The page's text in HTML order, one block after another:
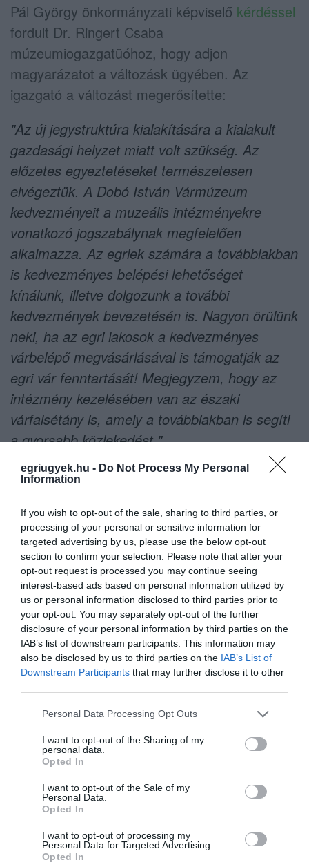
egriugyek.hu - Do Not Process My Personal
Information
If you wish to opt-out of the sale, sharing to third parties, or
processing of your personal or sensitive information for
targeted advertising by us, please use the below opt-out
section to confirm your selection. Please note that after your
opt-out request is processed you may continue seeing
interest-based ads based on personal information utilized by
us or personal information disclosed to third parties prior to
your opt-out. You may separately opt-out of the further
disclosure of your personal information by third parties on the
IAB’s list of downstream participants. This information may
also be disclosed by us to third parties on the IAB’s List of
Downstream Participants that may further disclose it to other
Please note that this website/app uses one or more Google
not limited to your visit or usage behaviour. You may click to
grant or deny consent to Google and its third-party tags to
use your data for below specified purposes in below Google
consent section.
Personal Data Processing Opt Outs
I want to opt-out of the Sharing of my
personal data.
Opted In
I want to opt-out of the Sale of my
Personal Data.
Opted In
I want to opt-out of processing my
Personal Data for Targeted Advertising.
Opted In
Pál György önkormányzati képviselő kérdéssel
fordult Dr. Ringert Csaba
múzeumiogazgatüóhoz, hogy adjon
magyarázatot a változásk ügyében. Az
igazgató a változást megerősítette:
"Az új jegystruktúra kialakítására a kialakult
gazdasági helyzet miatt volt szükség. Az
előzetes egyeztetéseket természetesen
elvégeztük. A Dobó István Vármúzeum
kedvezményeit a muzeális intézményekre
vonatkozó jogszabálynak megfelelően
alkalmazza. Az egriek számára a továbbiakban
is kedvezményes belépési lehetőséget
kínálunk, illetve dolgozunk a további
kedvezmények bevezetésén is. Nagyon örülünk
neki, ha az egri lakosok a kedvezményes
várbelépő megvásárlásával is támogatják az
egri vár fenntartását! Megjegyzem, hogy az
intézmény kezelésében van az északi
várfalsétány is, amely a továbbiakban is segíti
a gyorsabb közlekedést."
indexkép: Getty Images
Ne maradjon le a legfrissebb hírekről, kövessen
bennünket az EGRI ÜGYEK Google Hírek oldalán!
VISSZA A FŐOLDALRA
Legfrissebb híreink
2026. augusztus 07 Promóció
ÚJRAINDULNAK A KORÁBBAN